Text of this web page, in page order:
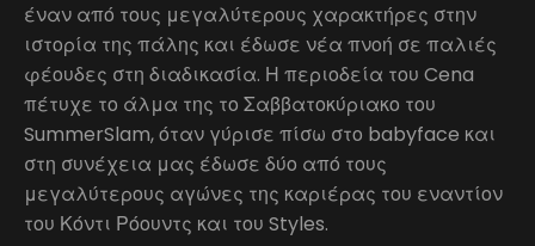
έναν από τους μεγαλύτερους χαρακτήρες στην
ιστορία της πάλης και έδωσε νέα πνοή σε παλιές
φέουδες στη διαδικασία. Η περιοδεία του Cena
πέτυχε το άλμα της το Σαββατοκύριακο του
SummerSlam, όταν γύρισε πίσω στο babyface και
στη συνέχεια μας έδωσε δύο από τους
μεγαλύτερους αγώνες της καριέρας του εναντίον
του Κόντι Ρόουντς και του Styles.